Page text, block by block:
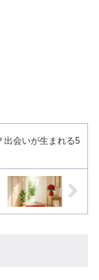
出会いが生まれる5